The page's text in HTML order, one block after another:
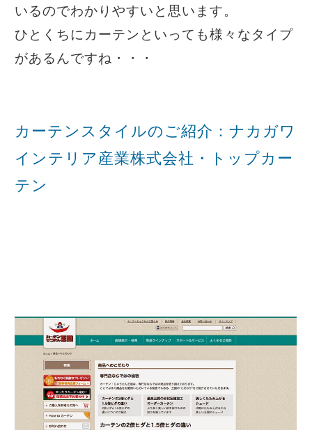
いるのでわかりやすいと思います。
ひとくちにカーテンといっても様々なタイプ
があるんですね・・・
カーテンスタイルのご紹介：ナカガワ
インテリア産業株式会社・トップカー
テン